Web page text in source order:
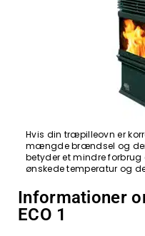
Hvis din træpilleovn er
mængde brændsel og
betyder et mindre
ønskede temperatur og
Informationer
ECO 1